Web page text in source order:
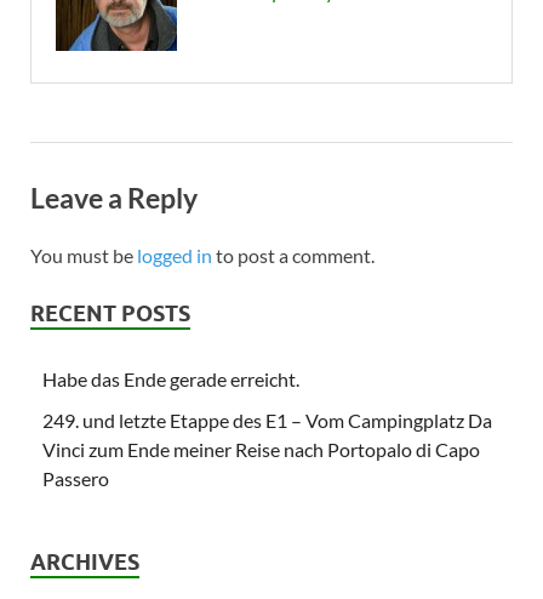
Leave a Reply
You must be logged in to post a comment.
RECENT POSTS
Habe das Ende gerade erreicht.
249. und letzte Etappe des E1 – Vom Campingplatz Da
Vinci zum Ende meiner Reise nach Portopalo di Capo
Passero
ARCHIVES